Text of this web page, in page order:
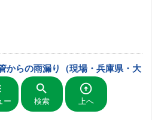
からの雨漏り（現場・兵庫県・大
ー

検索

上へ